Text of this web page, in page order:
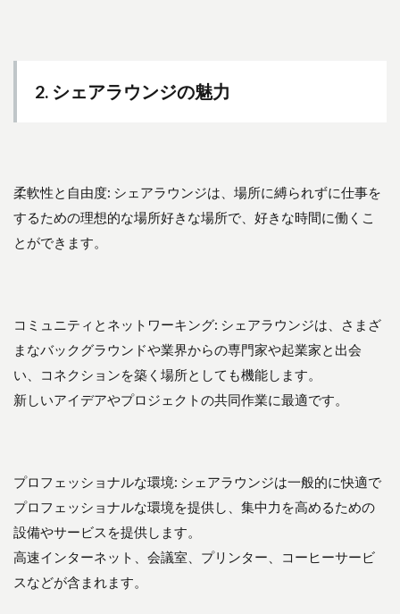
シ
ェ
ジ
利
点
ェ
ラ
ウ
ジ
ス
ポ
ッ
ト
4.1
TSUTAYA
BOOKSTORE
2. シェアラウンジの魅力
柔軟性と自由度: シェアラウンジは、場所に縛られずに仕事を
するための理想的な場所好きな場所で、好きな時間に働くこ
とができます。
コミュニティとネットワーキング: シェアラウンジは、さまざ
まなバックグラウンドや業界からの専門家や起業家と出会
い、コネクションを築く場所としても機能します。
新しいアイデアやプロジェクトの共同作業に最適です。
プロフェッショナルな環境: シェアラウンジは一般的に快適で
プロフェッショナルな環境を提供し、集中力を高めるための
設備やサービスを提供します。
高速インターネット、会議室、プリンター、コーヒーサービ
スなどが含まれます。